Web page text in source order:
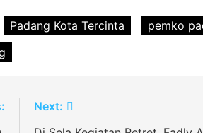
Padang Kota Tercinta
pemko
Next: